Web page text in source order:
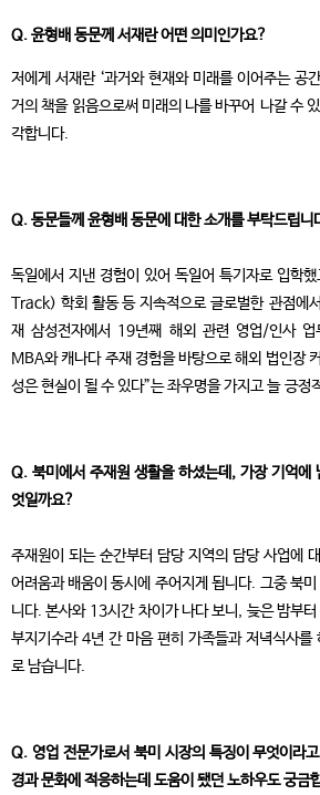
Q. 윤형배 동문께 서재란 어떤 의미인가요?
저에게 서재란 ‘과거와 현재와 미래를 이어주는 공
거의 책을 읽음으로써 미래의 나를 바꾸어 나갈 수
각합니다.
Q. 동문들께 윤형배 동문에 대한 소개를 부탁드립니
독일에서 지낸 경험이 있어 독일어 특기자로 입
Track) 학회 활동 등 지속적으로 글로벌한 관점에
재 삼성전자에서 19년째 해외 관련 영업/인사
MBA와 캐나다 주재 경험을 바탕으로 해외 법인장
성은 현실이 될 수 있다”는 좌우명을 가지고 늘 긍정
Q. 북미에서 주재원 생활을 하셨는데, 가장 기억에
엇일까요?
주재원이 되는 순간부터 담당 지역의 담당 사업에
어려움과 배움이 동시에 주어지게 됩니다. 그중 북
니다. 본사와 13시간 차이가 나다 보니, 늦은 밤부
부지기수라 4년 간 마음 편히 가족들과 저녁식사를
로 남습니다.
Q. 영업 전문가로서 북미 시장의 특징이 무엇이라
경과 문화에 적응하는데 도움이 됐던 노하우도 궁금